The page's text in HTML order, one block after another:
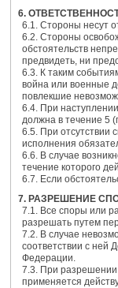
6.
6.1. Стороны несут
6.2. Стороны
обстоятельств
предвидеть, ни
6.3. К таким
война или военные
повлекшие
6.4. При
должна в течение 5
6.5. При отсутствии
исполнения
6.6. В случае
течение которого
6.7. Если
7. РАЗРЕШЕНИЕ
7.1. Все споры или
разрешать путем
7.2. В случае
соответствии с ней
Федерации.
7.3. При разрешении
применяется